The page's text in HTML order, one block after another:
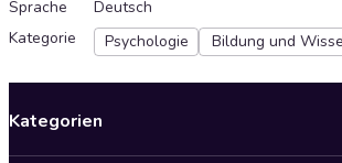
Sprache
Deutsch
Kategorie
Psychologie Bildung und
Kategorien